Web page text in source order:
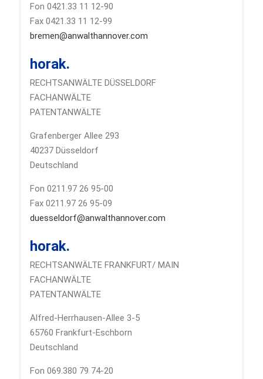
Fon 0421.33 11 12-90
Fax 0421.33 11 12-99
bremen@anwalthannover.com
horak.
RECHTSANWÄLTE DÜSSELDORF
FACHANWÄLTE
PATENTANWÄLTE
Grafenberger Allee 293
40237 Düsseldorf
Deutschland
Fon 0211.97 26 95-00
Fax 0211.97 26 95-09
duesseldorf@anwalthannover.com
horak.
RECHTSANWÄLTE FRANKFURT/ MAIN
FACHANWÄLTE
PATENTANWÄLTE
Alfred-Herrhausen-Allee 3-5
65760 Frankfurt-Eschborn
Deutschland
Fon 069.380 79 74-20